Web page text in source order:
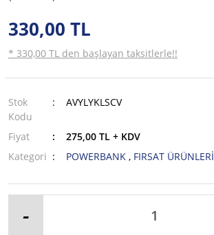
330,00 TL
* 330,00 TL den başlayan taksitlerle!!
Stok
Kodu
AVYLYKLSCV
Fiyat
275,00 TL + KDV
Kategori
POWERBANK , FIRSAT ÜRÜNLERİ
-